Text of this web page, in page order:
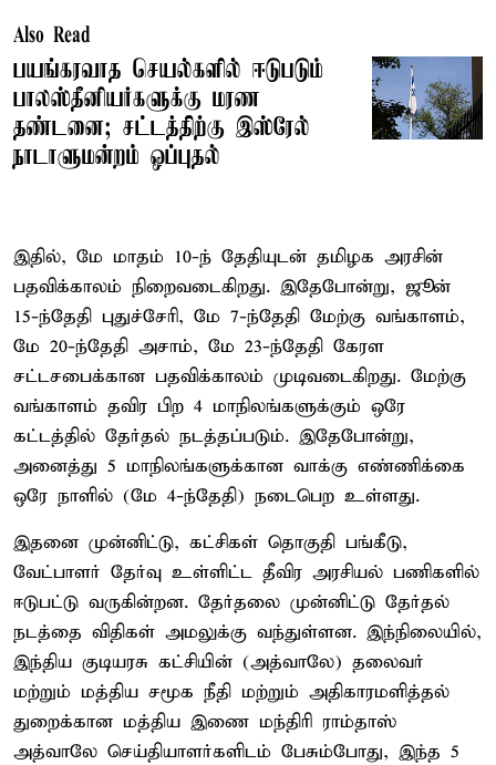
Also Read
பயங்கரவாத செயல்களில் ஈடுபடும்
பாலஸ்தீனியர்களுக்கு மரண
தண்டனை; சட்டத்திற்கு இஸ்ரேல்
நாடாளுமன்றம் ஒப்புதல்
இதில், மே மாதம் 10-ந் தேதியுடன் தமிழக அரசின்
பதவிக்காலம் நிறைவடைகிறது. இதேபோன்று, ஜூன்
15-ந்தேதி புதுச்சேரி, மே 7-ந்தேதி மேற்கு வங்காளம்,
மே 20-ந்தேதி அசாம், மே 23-ந்தேதி கேரள
சட்டசபைக்கான பதவிக்காலம் முடிவடைகிறது. மேற்கு
வங்காளம் தவிர பிற 4 மாநிலங்களுக்கும் ஒரே
கட்டத்தில் தேர்தல் நடத்தப்படும். இதேபோன்று,
அனைத்து 5 மாநிலங்களுக்கான வாக்கு எண்ணிக்கை
ஒரே நாளில் (மே 4-ந்தேதி) நடைபெற உள்ளது.
இதனை முன்னிட்டு, கட்சிகள் தொகுதி பங்கீடு,
வேட்பாளர் தேர்வு உள்ளிட்ட தீவிர அரசியல் பணிகளில்
ஈடுபட்டு வருகின்றன. தேர்தலை முன்னிட்டு தேர்தல்
நடத்தை விதிகள் அமலுக்கு வந்துள்ளன. இந்நிலையில்,
இந்திய குடியரசு கட்சியின் (அத்வாலே) தலைவர்
மற்றும் மத்திய சமூக நீதி மற்றும் அதிகாரமளித்தல்
துறைக்கான மத்திய இணை மந்திரி ராம்தாஸ்
அத்வாலே செய்தியாளர்களிடம் பேசும்போது, இந்த 5